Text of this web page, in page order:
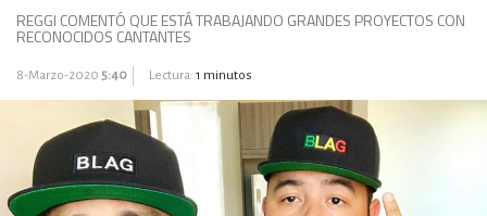
REGGI COMENTÓ QUE ESTÁ TRABAJANDO GRANDES PROYECTOS CON
RECONOCIDOS CANTANTES
8-Marzo-2020 5:40 Lectura: 1 minutos